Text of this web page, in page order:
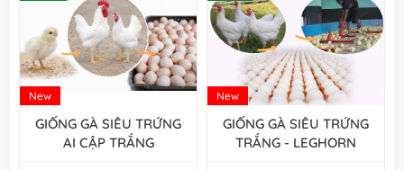
New
GIỐNG GÀ SIÊU TRỨNG
AI CẬP TRẮNG
New
GIỐNG GÀ SIÊU TRỨNG
TRẮNG - LEGHORN